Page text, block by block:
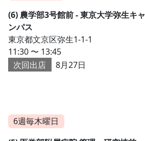
(6) 農学部3号館前 - 東京大学弥生キャ
ンパス
東京都文京区弥生1-1-1
11:30 〜 13:45
次回出店
8月27日
6週毎木曜日